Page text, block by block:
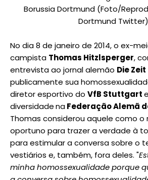
Borussia Dortmund (Foto/
Dortmund Twitter)
No dia 8 de janeiro de 2014, o ex-
campista Thomas Hitzlsperger,
entrevista ao jornal alemão Die Zeit
publicamente sua
diretor esportivo do VfB Stuttgarte
diversidadenaFederação Alemã
Thomas considerou aquele como
oportuno para trazer a verdade à
para estimular a conversa sobre o
vestiários e, também, fora deles. "
minha homossexualidade porque